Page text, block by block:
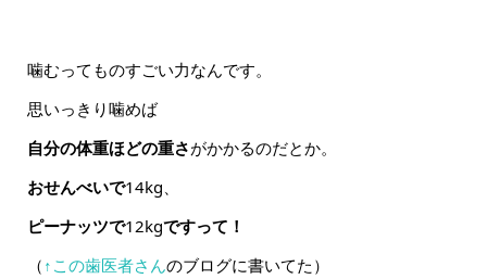
噛むってものすごい力なんです。
思いっきり噛めば
自分の体重ほどの重さがかかるのだとか。
おせんべいで14kg、
ピーナッツで12kgですって！
（ ↑ この歯医者さんのブログに書いてた）